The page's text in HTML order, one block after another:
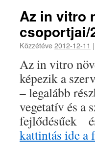
Az in vitro
csoportjai/
Közzétéve2012-12-11 |
Az in vitro
képezik a
– legalább
vegetatív és a
fejlődésűek
kattintás ide